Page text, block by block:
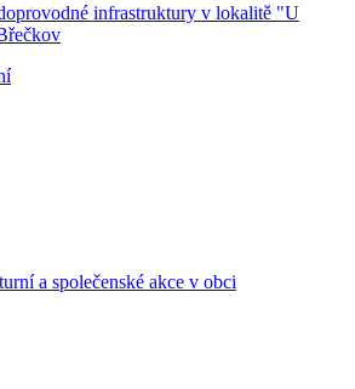
infrastruktury v lokalitě "U
a společenské akce v obci